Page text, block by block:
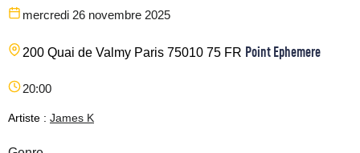
mercredi 26 novembre 2025
200 Quai de Valmy Paris 75010 75 FR Point Ephemere
20:00
Artiste : James K